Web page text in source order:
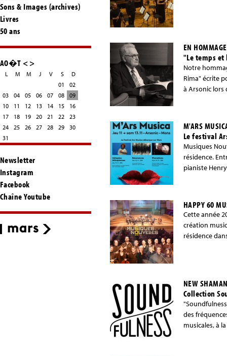
Sons & Images (archives)
Livres
50 ans
AO�T <>
L M M J V S
D
01
02
03
04 05 06 07 08
09
10
11 12 13 14 15
16
17
18 19 20 21 22
23
24
25 26 27 28 29
30
31
Newsletter
Instagram
Facebook
Chaîne Youtube
EN
"Le temps
Notre
Rima" écrite
à Arsonic lors
M'ARS
Le festival
Musiques
résidence.
pianiste
HAPPY 60
Cette année
création
résidence
NEW
Collection
des
musicales, à